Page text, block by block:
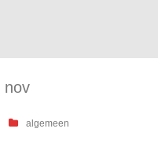
nov
algemeen